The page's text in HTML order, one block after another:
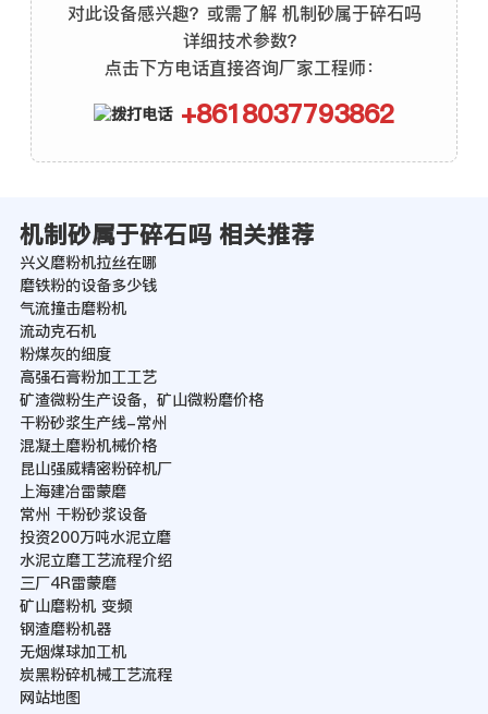
对此设备感兴趣？或需了解 机制砂属于碎石吗
详细技术参数？
点击下方电话直接咨询厂家工程师：
+8618037793862
机制砂属于碎石吗 相关推荐
兴义磨粉机拉丝在哪
磨铁粉的设备多少钱
气流撞击磨粉机
流动克石机
粉煤灰的细度
高强石膏粉加工工艺
矿渣微粉生产设备，矿山微粉磨价格
干粉砂浆生产线-常州
混凝土磨粉机械价格
昆山强威精密粉碎机厂
上海建冶雷蒙磨
常州 干粉砂浆设备
投资200万吨水泥立磨
水泥立磨工艺流程介绍
三厂4R雷蒙磨
矿山磨粉机 变频
钢渣磨粉机器
无烟煤球加工机
炭黑粉碎机械工艺流程
网站地图